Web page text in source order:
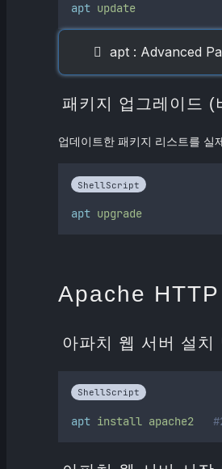
apt update
apt : Advanced
패키지 업그레이드 (
업데이트한 패키지 리스트를 실
ShellScript
apt upgrade
Apache
아파치 웹 서버 설치
ShellScript
apt install apache2